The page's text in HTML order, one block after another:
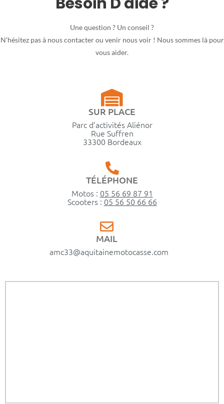
Une question ? Un conseil ?
N’hésitez pas à nous contacter ou venir nous voir ! Nous sommes là pour
vous aider.
SUR PLACE
Parc d’activités Aliénor
Rue Suffren
33300 Bordeaux
TÉLÉPHONE
Motos : 05 56 69 87 91
Scooters : 05 56 50 66 66
MAIL
amc33@aquitainemotocasse.com